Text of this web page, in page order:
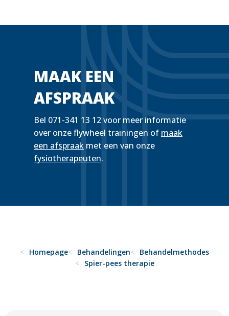
MAAK EEN
AFSPRAAK
Bel 071-341 13 12 voor meer informatie
over onze flywheel trainingen of maak
een afspraak met een van onze
fysiotherapeuten.
Homepage Behandelingen
Behandelmethodes
Spier-pees therapie